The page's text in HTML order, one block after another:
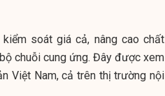
soát giá cả, nâng cao chất
chuỗi cung ứng. Đây được xem
Việt Nam, cả trên thị trường nội